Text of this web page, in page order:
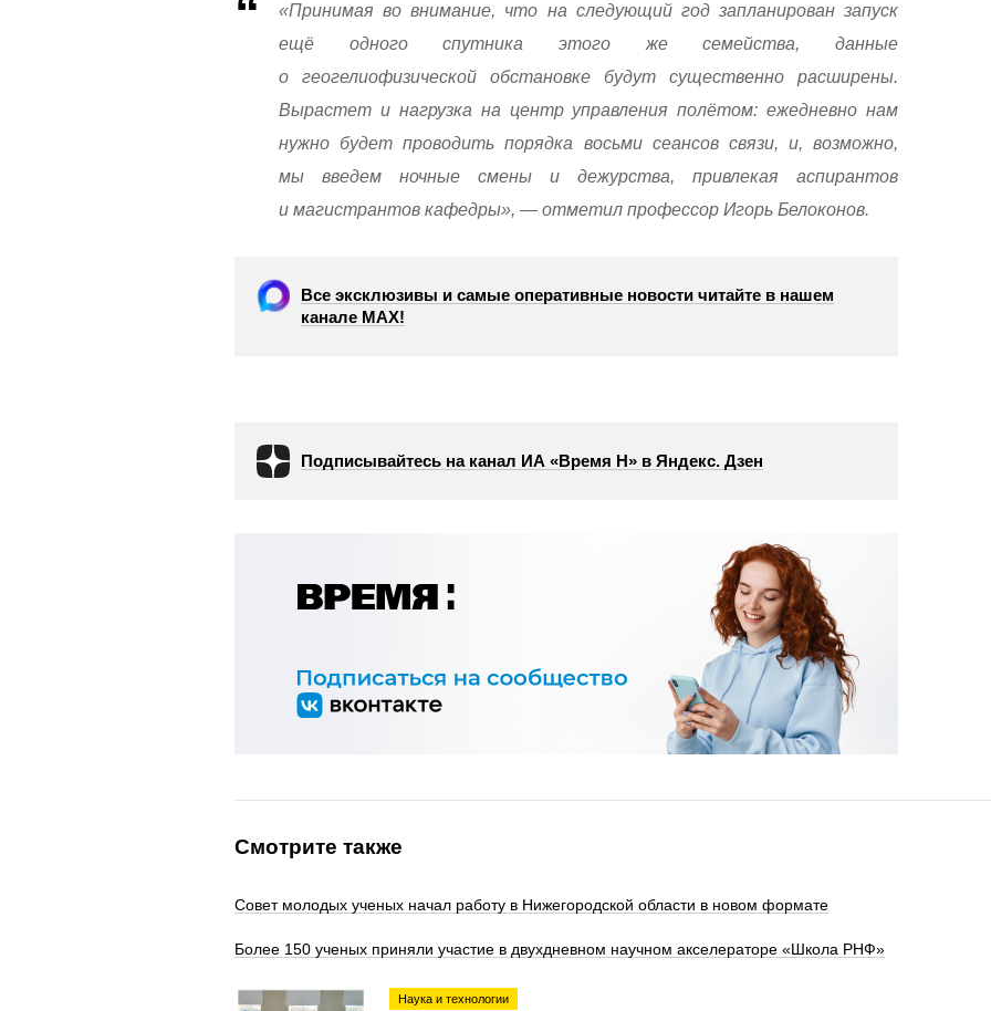
«Принимая во внимание, что на следующий год запланирован запуск
ещё одного спутника этого же семейства, данные
о геогелиофизической обстановке будут существенно расширены.
Вырастет и нагрузка на центр управления полётом: ежедневно нам
нужно будет проводить порядка восьми сеансов связи, и, возможно,
мы введем ночные смены и дежурства, привлекая аспирантов
и магистрантов кафедры», — отметил профессор Игорь Белоконов.
Все эксклюзивы и самые оперативные новости читайте в нашем
канале МАХ!
Подписывайтесь на канал ИА «Время Н» в Яндекс. Дзен
Смотрите также
Совет молодых ученых начал работу в Нижегородской области в новом формате
Более 150 ученых приняли участие в двухдневном научном акселераторе «Школа РНФ»
Наука и технологии